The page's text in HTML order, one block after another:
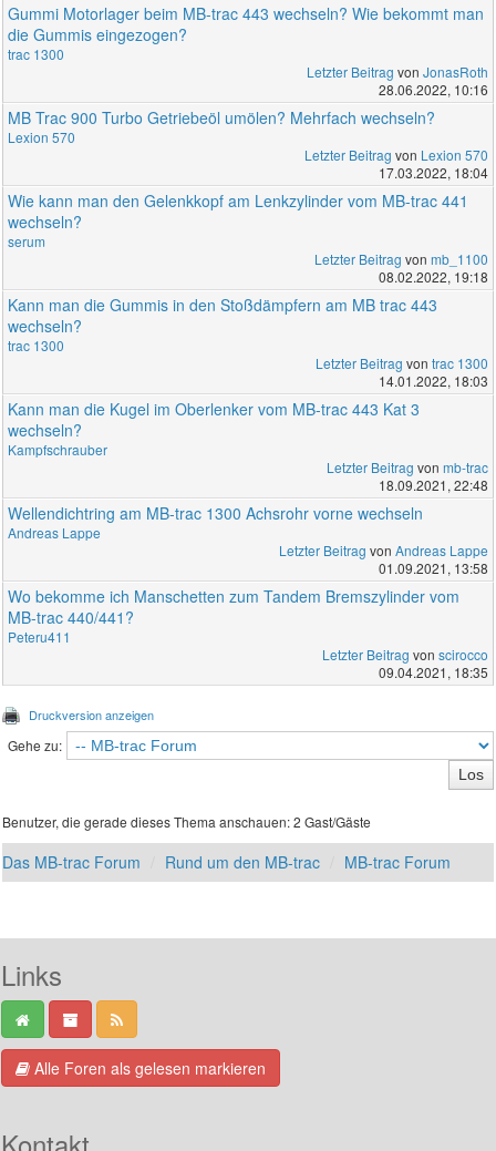
Gummi Motorlager beim MB-trac 443 wechseln? Wie bekommt man
die Gummis eingezogen?
trac 1300
Letzter Beitrag von JonasRoth
28.06.2022, 10:16
MB Trac 900 Turbo Getriebeöl umölen? Mehrfach wechseln?
Lexion 570
Letzter Beitrag von Lexion 570
17.03.2022, 18:04
Wie kann man den Gelenkkopf am Lenkzylinder vom MB-trac 441
wechseln?
serum
Letzter Beitrag von mb_1100
08.02.2022, 19:18
Kann man die Gummis in den Stoßdämpfern am MB trac 443
wechseln?
trac 1300
Letzter Beitrag von trac 1300
14.01.2022, 18:03
Kann man die Kugel im Oberlenker vom MB-trac 443 Kat 3
wechseln?
Kampfschrauber
Letzter Beitrag von mb-trac
18.09.2021, 22:48
Wellendichtring am MB-trac 1300 Achsrohr vorne wechseln
Andreas Lappe
Letzter Beitrag von Andreas Lappe
01.09.2021, 13:58
Wo bekomme ich Manschetten zum Tandem Bremszylinder vom
MB-trac 440/441?
Peteru411
Letzter Beitrag von scirocco
09.04.2021, 18:35
Druckversion anzeigen
Gehe zu:
Benutzer, die gerade dieses Thema anschauen: 2 Gast/Gäste
Das MB-trac Forum Rund um den MB-trac MB-trac Forum
Links
Alle Foren als gelesen markieren